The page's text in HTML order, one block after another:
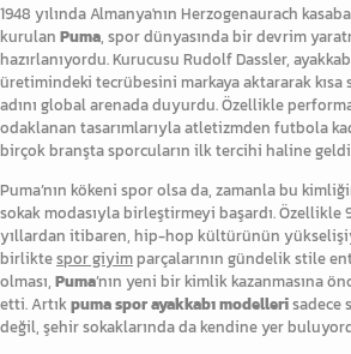
1948 yılında Almanya'nın Herzogenaurach
kurulan Puma, spor dünyasında bir devrim
hazırlanıyordu. Kurucusu Rudolf Dassler,
üretimindeki tecrübesini markaya aktararak kısa
adını global arenada duyurdu. Özellikle
odaklanan tasarımlarıyla atletizmden futbola
birçok branşta sporcuların ilk tercihi haline
Puma’nın kökeni spor olsa da, zamanla bu
sokak modasıyla birleştirmeyi başardı. Özellikle
yıllardan itibaren, hip-hop kültürünün
birliktespor giyimparçalarının gündelik stile
olması, Puma’nın yeni bir kimlik kazanmasına
etti. Artıkpuma spor ayakkabı modellerisadece
değil, şehir sokaklarında da kendine yer